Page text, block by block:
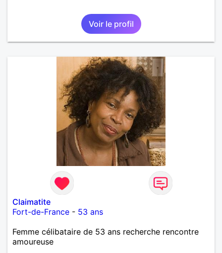
Voir le profil
Claimatite
Fort-de-France - 53 ans
Femme célibataire de 53 ans recherche rencontre
amoureuse